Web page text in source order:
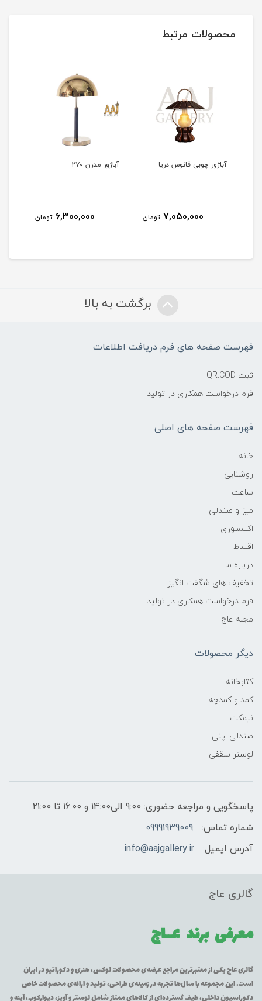
محصولات مرتبط
آباژور چوبی فانوس دریا
7,050,000 تومان
آباژور مدرن ۲۷۰
6,300,000 تومان
برگشت به بالا
فهرست صفحه های فرم دریافت اطلاعات
ثبت QR.COD
فرم درخواست همکاری در تولید
فهرست صفحه های اصلی
خانه
روشنایی
ساعت
میز و صندلی
اکسسوری
اقساط
درباره ما
تخفیف های شگفت انگیز
فرم درخواست همکاری در تولید
مجله عاج
دیگر محصولات
کتابخانه
کمد و کمدچه
نیمکت
صندلی اپنی
لوستر سقفی
پاسخگویی و مراجعه حضوری: 9:00 الی14:00 و 16:00 تا 21:00
شماره تماس:
09991939009
آدرس ایمیل:
info@aajgallery.ir
گالری عاج
معرفی برند عــاج
گالری عاج یکی از معتبرترین مراجع عرضه‌ی محصولات لوکس، هنری و دکوراتیو در ایران
است. این مجموعه با سال‌ها تجربه در زمینه‌ی طراحی، تولید و ارائه‌ی محصولات خاص
دکوراسیون داخلی، طیف گسترده‌ای از کالاهای ممتاز شامل لوستر و آویز، دیوارکوب، آینه و